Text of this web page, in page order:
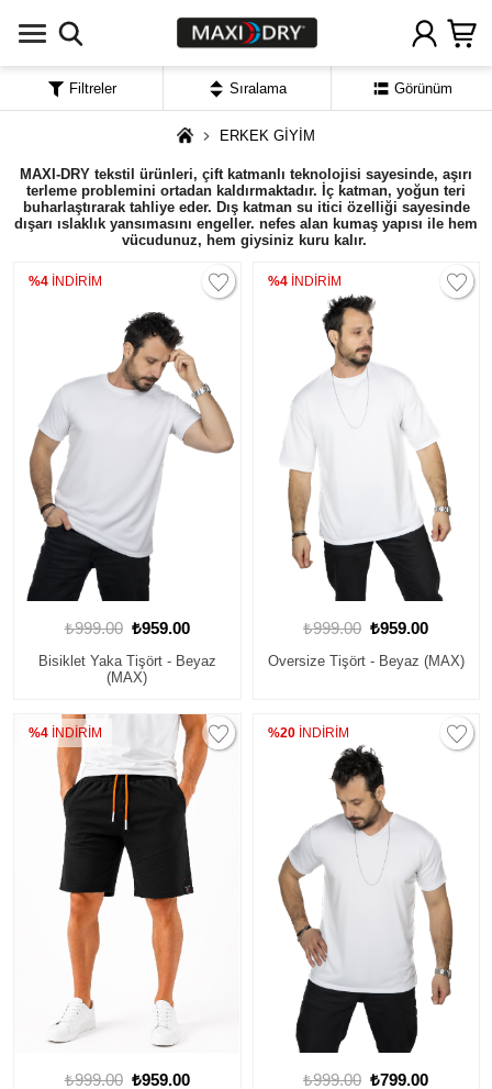
ERKEK GİYİM
MAXI-DRY tekstil ürünleri, çift katmanlı teknolojisi sayesinde, aşırı
terleme problemini ortadan kaldırmaktadır. İç katman, yoğun teri
buharlaştırarak tahliye eder. Dış katman su itici özelliği sayesinde
dışarı ıslaklık yansımasını engeller. nefes alan kumaş yapısı ile hem
vücudunuz, hem giysiniz kuru kalır.
%4 İNDİRİM
₺999.00 ₺959.00
Bisiklet Yaka Tişört - Beyaz
(MAX)
%4İNDİRİM
₺999.00 ₺959.00
Oversize Tişört - Beyaz (MAX)
%4 İNDİRİM
₺999.00 ₺959.00
%20İNDİRİM
₺999.00 ₺799.00
Filtreler Sıralama Görünüm